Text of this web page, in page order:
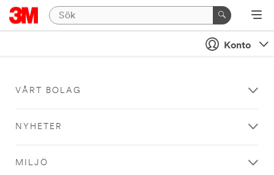
Konto
VÅRT BOLAG
NYHETER
MILJÖ